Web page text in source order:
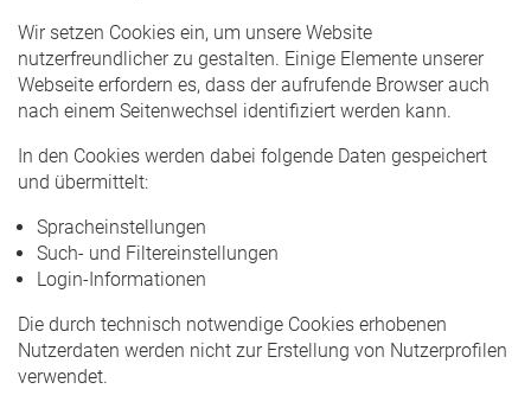
Wir setzen Cookies ein, um unsere Website
nutzerfreundlicher zu gestalten. Einige Elemente unserer
Webseite erfordern es, dass der aufrufende Browser auch
nach einem Seitenwechsel identifiziert werden kann.
In den Cookies werden dabei folgende Daten gespeichert
und übermittelt:
Spracheinstellungen
Such- und Filtereinstellungen
Login-Informationen
Die durch technisch notwendige Cookies erhobenen
Nutzerdaten werden nicht zur Erstellung von Nutzerprofilen
verwendet.